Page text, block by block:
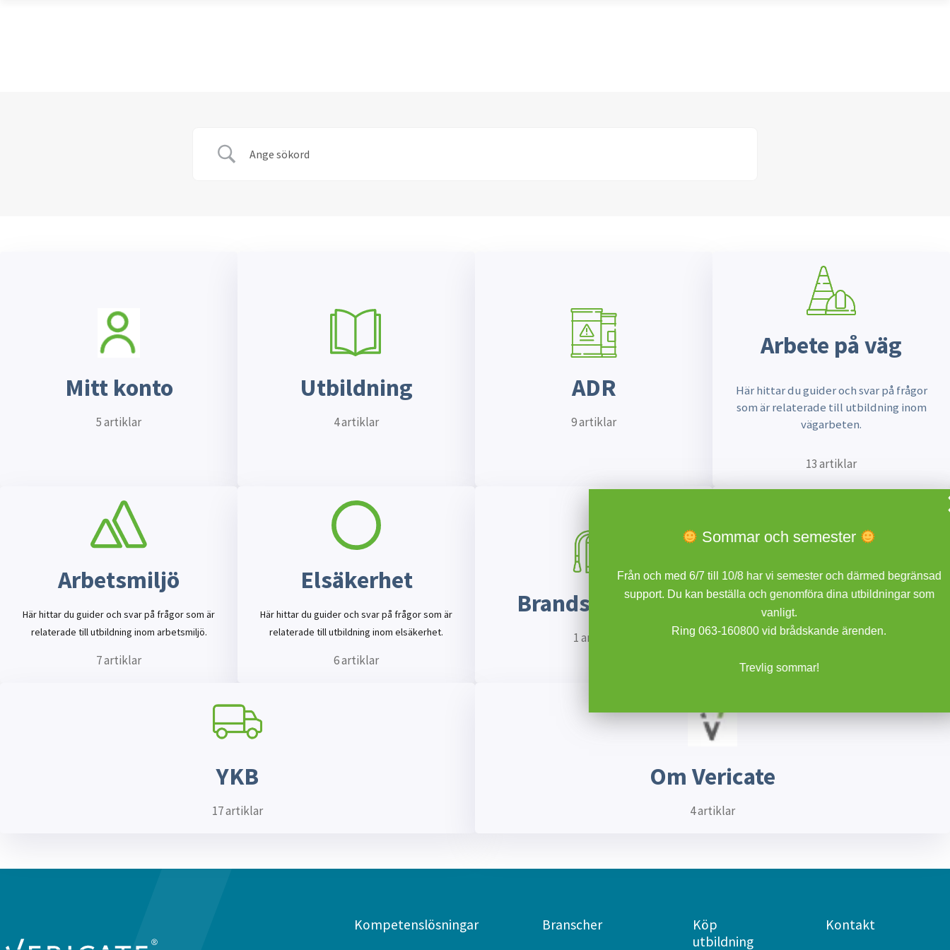
Mitt konto
5 artiklar
Utbildning
4 artiklar
ADR
9 artiklar
Arbete på väg
Här hittar du guider och svar på frågor
som är relaterade till utbildning inom
vägarbeten.
13 artiklar
Arbetsmiljö
Här hittar du guider och svar på frågor som är
relaterade till utbildning inom arbetsmiljö.
7 artiklar
Elsäkerhet
Här hittar du guider och svar på frågor som är
relaterade till utbildning inom elsäkerhet.
6 artiklar
Brandsäkerhet
1 artikel
Skoglig miljö
3 artiklar
YKB
17 artiklar
Om Vericate
4 artiklar
Kompetenslösningar Branscher
Köp
utbildning
Kontakt
Sommar och semester
Från och med 6/7 till 10/8 har vi semester och därmed begränsad
support. Du kan beställa och genomföra dina utbildningar som
vanligt.
Ring 063-160800 vid brådskande ärenden.
Trevlig sommar!